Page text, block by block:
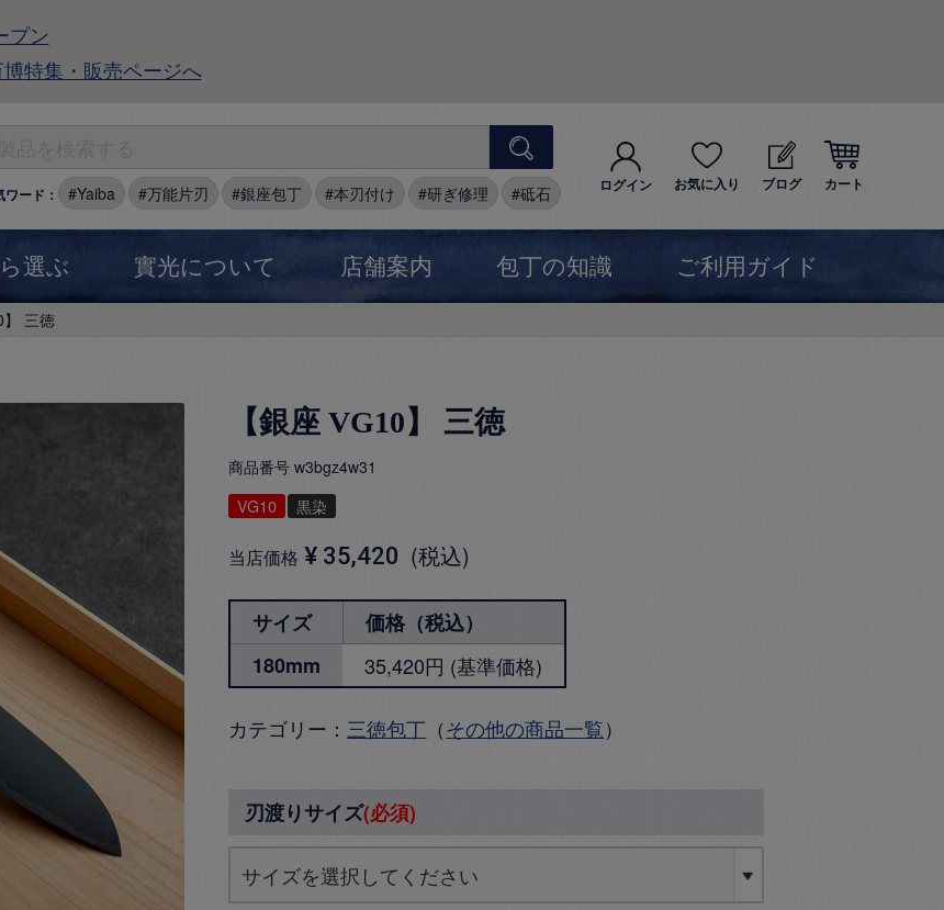
プン
特集・販売ページへ
ワード： Yaiba 万能片刃 銀座包丁 本刃付け 研ぎ修理 砥石 ログイン お気に入り ブログ カート
選ぶ 實光について 店舗案内 包丁の知識 ご利用ガイド
】 三徳
【銀座 VG10】 三徳
商品番号 w3bgz4w31
VG10 黒染
当店価格 ¥ 35,420 税込
サイズ
価格（税込）
180mm
35,420円 (基準価格)
カテゴリー： 三徳包丁 （その他の商品一覧）
刃渡りサイズ(必須)